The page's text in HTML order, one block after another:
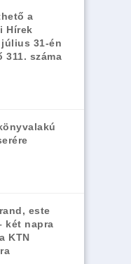
a
Hírek
31-én
311. száma
este
két napra
KTN